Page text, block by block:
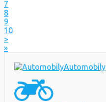
7
8
9
10
>
»
Automobily